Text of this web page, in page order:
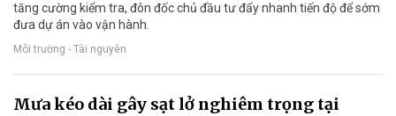
tăng cường kiểm tra, đôn đốc chủ đầu tư đẩy nhanh tiến độ để sớm
đưa dự án vào vận hành.
Môi trường - Tài nguyên
Mưa kéo dài gây sạt lở nghiêm trọng tại